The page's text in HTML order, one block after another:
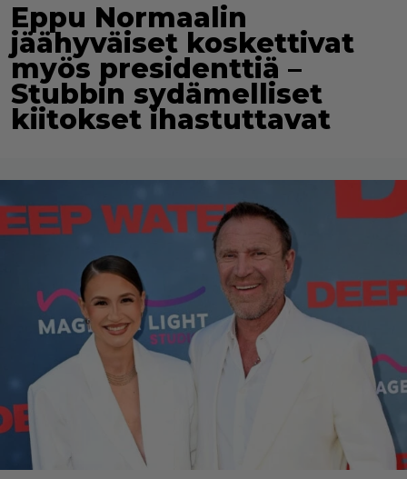
Eppu Normaalin
jäähyväiset koskettivat
myös presidenttiä –
Stubbin sydämelliset
kiitokset ihastuttavat